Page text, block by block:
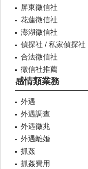
屏東徵信社
花蓮徵信社
澎湖徵信社
偵探社 / 私家偵探社
合法徵信社
徵信社推薦
感情類業務
外遇
外遇調查
外遇徵兆
外遇離婚
抓姦
抓姦費用